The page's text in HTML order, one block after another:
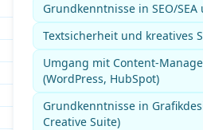
Grundkenntnisse in SEO/
Textsicherheit und kreatives
Umgang mit Content-
(WordPress, HubSpot)
Grundkenntnisse in
Creative Suite)